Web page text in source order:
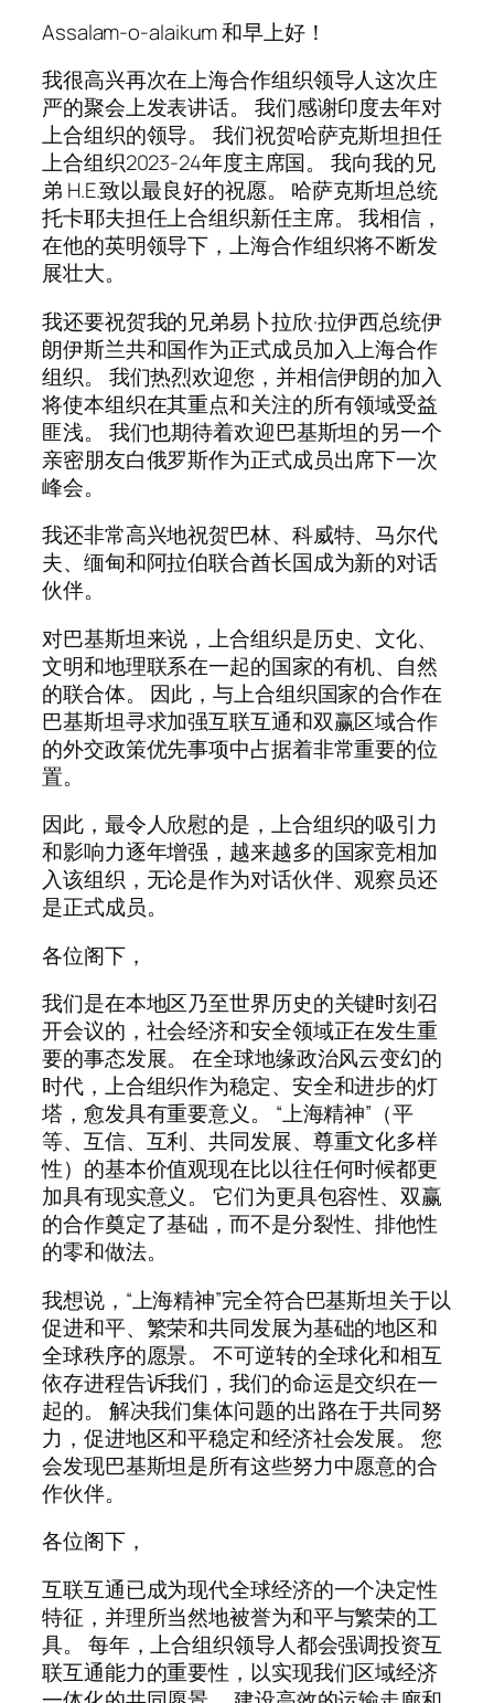
Assalam-o-alaikum 和早上好！
我很高兴再次在上海合作组织领导人这次庄
严的聚会上发表讲话。 我们感谢印度去年对
上合组织的领导。 我们祝贺哈萨克斯坦担任
上合组织2023-24年度主席国。 我向我的兄
弟 H.E.致以最良好的祝愿。 哈萨克斯坦总统
托卡耶夫担任上合组织新任主席。 我相信，
在他的英明领导下，上海合作组织将不断发
展壮大。
我还要祝贺我的兄弟易卜拉欣·拉伊西总统伊
朗伊斯兰共和国作为正式成员加入上海合作
组织。 我们热烈欢迎您，并相信伊朗的加入
将使本组织在其重点和关注的所有领域受益
匪浅。 我们也期待着欢迎巴基斯坦的另一个
亲密朋友白俄罗斯作为正式成员出席下一次
峰会。
我还非常高兴地祝贺巴林、科威特、马尔代
夫、缅甸和阿拉伯联合酋长国成为新的对话
伙伴。
对巴基斯坦来说，上合组织是历史、文化、
文明和地理联系在一起的国家的有机、自然
的联合体。 因此，与上合组织国家的合作在
巴基斯坦寻求加强互联互通和双赢区域合作
的外交政策优先事项中占据着非常重要的位
置。
因此，最令人欣慰的是，上合组织的吸引力
和影响力逐年增强，越来越多的国家竞相加
入该组织，无论是作为对话伙伴、观察员还
是正式成员。
各位阁下，
我们是在本地区乃至世界历史的关键时刻召
开会议的，社会经济和安全领域正在发生重
要的事态发展。 在全球地缘政治风云变幻的
时代，上合组织作为稳定、安全和进步的灯
塔，愈发具有重要意义。 “上海精神”（平
等、互信、互利、共同发展、尊重文化多样
性）的基本价值观现在比以往任何时候都更
加具有现实意义。 它们为更具包容性、双赢
的合作奠定了基础，而不是分裂性、排他性
的零和做法。
我想说，“上海精神”完全符合巴基斯坦关于以
促进和平、繁荣和共同发展为基础的地区和
全球秩序的愿景。 不可逆转的全球化和相互
依存进程告诉我们，我们的命运是交织在一
起的。 解决我们集体问题的出路在于共同努
力，促进地区和平稳定和经济社会发展。 您
会发现巴基斯坦是所有这些努力中愿意的合
作伙伴。
各位阁下，
互联互通已成为现代全球经济的一个决定性
特征，并理所当然地被誉为和平与繁荣的工
具。 每年，上合组织领导人都会强调投资互
联互通能力的重要性，以实现我们区域经济